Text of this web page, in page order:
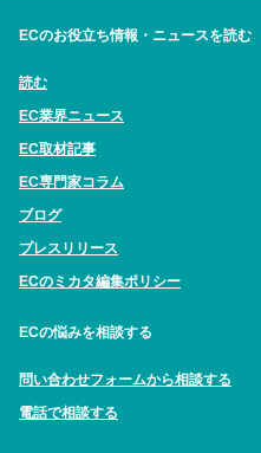
ECのお役立ち情報・ニュースを読む
読む
EC業界ニュース
EC取材記事
EC専門家コラム
ブログ
プレスリリース
ECのミカタ編集ポリシー
ECの悩みを相談する
問い合わせフォームから相談する
電話で相談する